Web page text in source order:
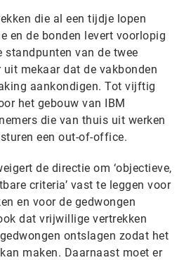
die al een tijdje lopen
en de bonden levert voorlopig
standpunten van de twee
mekaar dat de vakbonden
aankondigen. Tot vijftig
het gebouw van IBM
die van thuis uit werken
een out-of-office.
de directie om ‘objectieve,
criteria’ vast te leggen voor
en voor de gedwongen
dat vrijwillige vertrekken
ontslagen zodat het
maken. Daarnaast moet er